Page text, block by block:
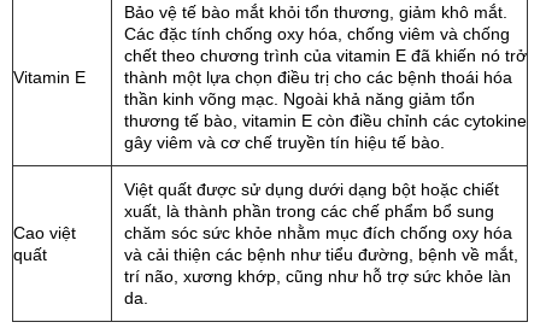
Vitamin E
Bảo vệ tế bào mắt khỏi tổn thương, giảm khô mắt.
Các đặc tính chống oxy hóa, chống viêm và chống
chết theo chương trình của vitamin E đã khiến nó trở
thành một lựa chọn điều trị cho các bệnh thoái hóa
thần kinh võng mạc. Ngoài khả năng giảm tổn
thương tế bào, vitamin E còn điều chỉnh các cytokine
gây viêm và cơ chế truyền tín hiệu tế bào.
Cao việt
quất
Việt quất được sử dụng dưới dạng bột hoặc chiết
xuất, là thành phần trong các chế phẩm bổ sung
chăm sóc sức khỏe nhằm mục đích chống oxy hóa
và cải thiện các bệnh như tiểu đường, bệnh về mắt,
trí não, xương khớp, cũng như hỗ trợ sức khỏe làn
da.